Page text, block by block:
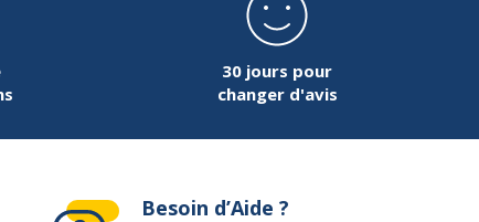
30 jours pour
changer d'avis
Besoin d’Aide ?